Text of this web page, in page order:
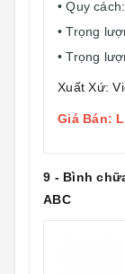
• Quy
• Trọng
• Trọng
Xuất Xứ:
Giá Bán:
9 - Bình
ABC